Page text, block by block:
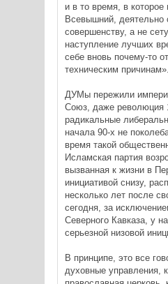
и в то время, в
Всевышний, деятельно
совершенству, а не
наступление лучших
себе вновь почему-то
техническим причинам».
ДУМы пережили
Союз, даже революция
радикальные
начала 90-х не
время такой
Исламская партия
вызванная к жизни в
инициативой снизу,
несколько лет после
сегодня, за
Северного Кавказа, у
серьезной низовой
В принципе, это все
духовные управления,